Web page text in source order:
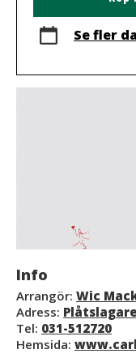
Se fler
Info
Arrangör: Wic
Adress:
Tel: 031-512720
Hemsida: